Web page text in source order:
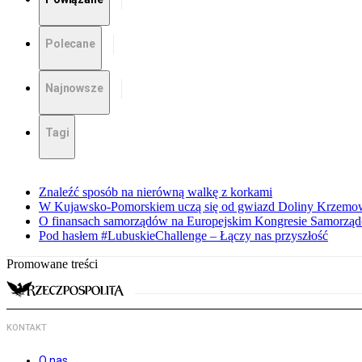
Polecane
Najnowsze
Tagi
Znaleźć sposób na nierówną walkę z korkami
W Kujawsko-Pomorskiem uczą się od gwiazd Doliny
O finansach samorządów na Europejskim Kongresie
Pod hasłem #LubuskieChallenge – Łączy nas przyszłość
Promowane treści
KONTAKT